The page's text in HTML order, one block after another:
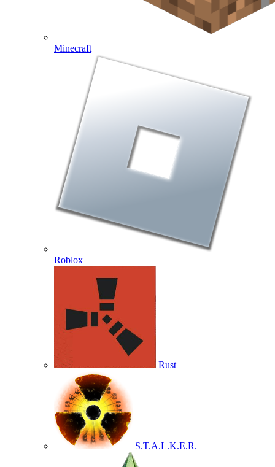
Minecraft
Roblox
Rust
S.T.A.L.K.E.R.